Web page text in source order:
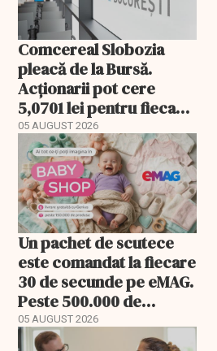
Comcereal Slobozia
pleacă de la Bursă.
Acționarii pot cere
5,0701 lei pentru fiecare
acțiune
05 AUGUST 2026
Un pachet de scutece
este comandat la fiecare
30 de secunde pe eMAG.
Peste 500.000 de
comenzi pentru
bebeluși au fost cu
05 AUGUST 2026